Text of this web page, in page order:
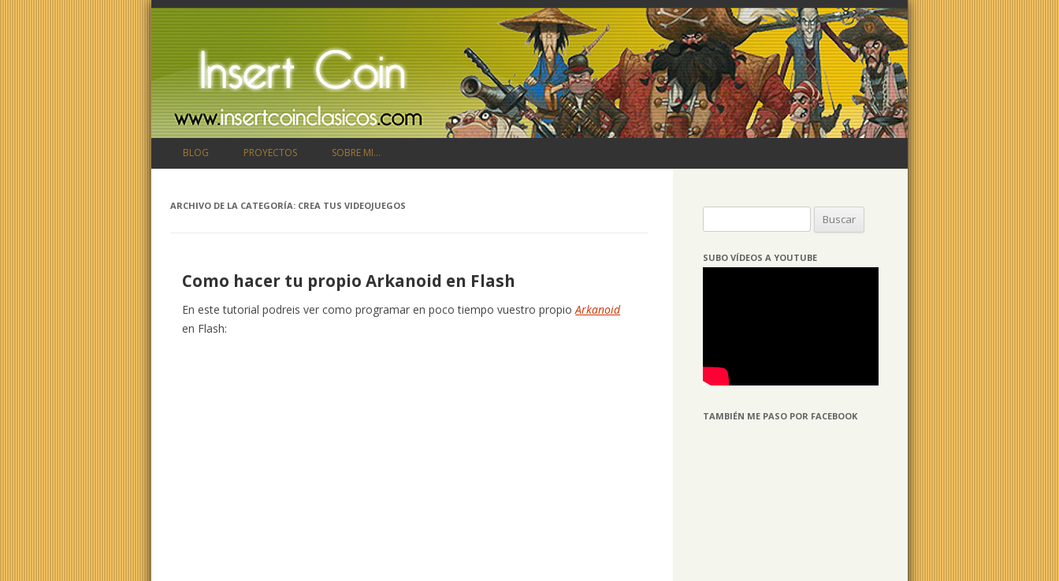
BLOG PROYECTOS SOBRE MI…
ARCHIVO DE LA CATEGORÍA: CREA TUS VIDEOJUEGOS
Como hacer tu propio Arkanoid en Flash
En este tutorial podreis ver como programar en poco tiempo vuestro propioArkanoid
en Flash:
SUBO VÍDEOS A YOUTUBE
TAMBIÉN ME PASO POR FACEBOOK